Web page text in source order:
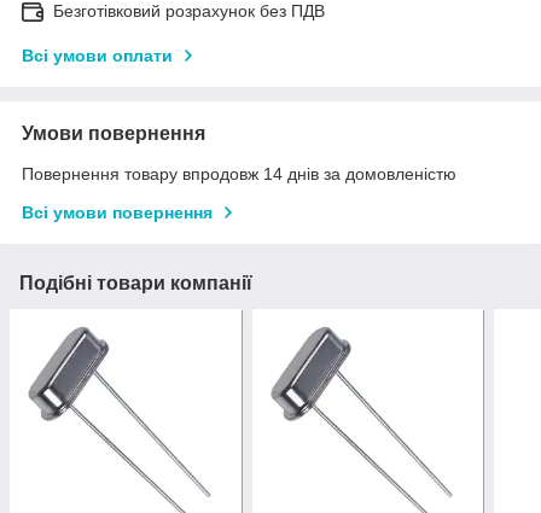
Безготівковий розрахунок без ПДВ
Всі умови оплати
Умови повернення
Повернення товару впродовж 14 днів за домовленістю
Всі умови повернення
Подібні товари компанії